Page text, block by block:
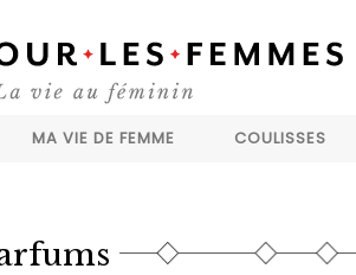
MA VIE DE FEMME COULISSES